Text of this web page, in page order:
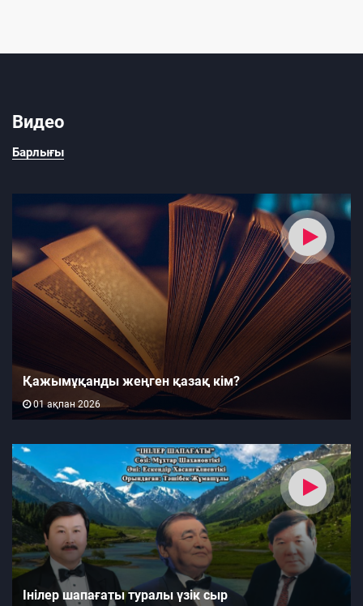
Видео
Барлығы
Қажымұқанды жеңген қазақ кім?
01 ақпан 2026
Інілер шапағаты туралы үзік сыр